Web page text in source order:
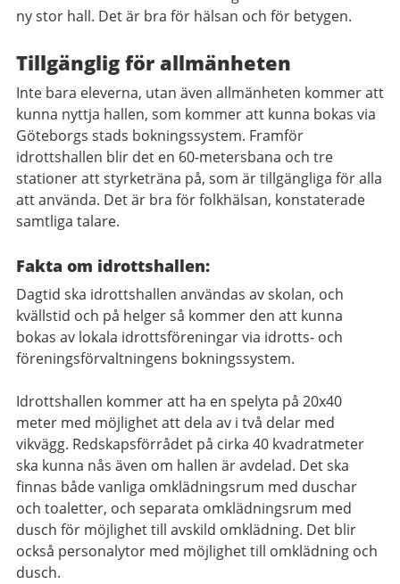
ny stor hall. Det är bra för hälsan och för betygen.
Tillgänglig för allmänheten
Inte bara eleverna, utan även allmänheten kommer att
kunna nyttja hallen, som kommer att kunna bokas via
Göteborgs stads bokningssystem. Framför
idrottshallen blir det en 60-metersbana och tre
stationer att styrketräna på, som är tillgängliga för alla
att använda. Det är bra för folkhälsan, konstaterade
samtliga talare.
Fakta om idrottshallen:
Dagtid ska idrottshallen användas av skolan, och
kvällstid och på helger så kommer den att kunna
bokas av lokala idrottsföreningar via idrotts- och
föreningsförvaltningens bokningssystem.
Idrottshallen kommer att ha en spelyta på 20x40
meter med möjlighet att dela av i två delar med
vikvägg. Redskapsförrådet på cirka 40 kvadratmeter
ska kunna nås även om hallen är avdelad. Det ska
finnas både vanliga omklädningsrum med duschar
och toaletter, och separata omklädningsrum med
dusch för möjlighet till avskild omklädning. Det blir
också personalytor med möjlighet till omklädning och
dusch.